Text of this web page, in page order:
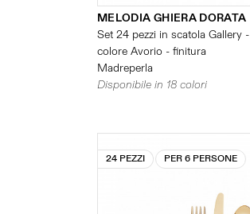
MELODIA GHIERA DORATA
Set 24 pezzi in scatola Gallery -
colore Avorio - finitura
Madreperla
Disponibile in 18 colori
24 PEZZI PER 6 PERSONE